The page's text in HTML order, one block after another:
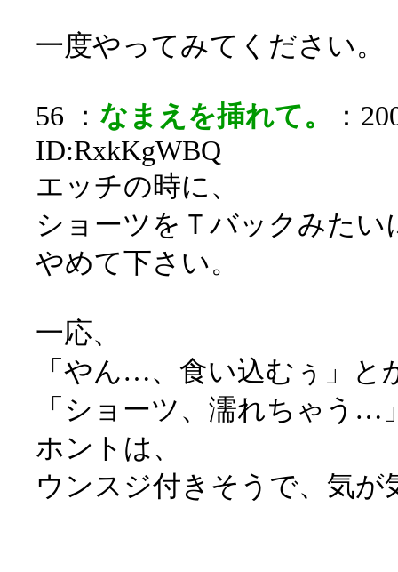
一度やってみてください。
56 ： なまえを挿れて。
：
ID:RxkKgWBQ
エッチの時に、
ショーツをＴバックみた
やめて下さい。
一応、
「やん…、食い込むぅ」と
「ショーツ、濡れちゃう…
ホントは、
ウンスジ付きそうで、気